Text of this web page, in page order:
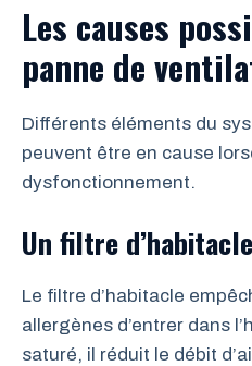
Les causes
panne de
Différents éléments du
peuvent être en cause
dysfonctionnement.
Un filtre
Le filtre d’habitacle
allergènes d’entrer dans
saturé, il réduit le débit